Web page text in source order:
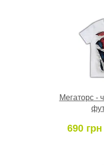
Мегаторс -
690 грн